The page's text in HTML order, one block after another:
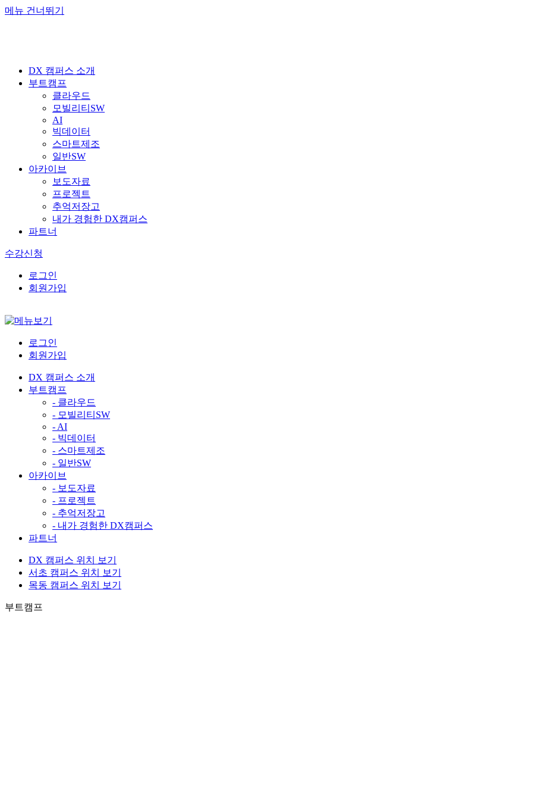
메뉴 건너뛰기
DX 캠퍼스 소개
부트캠프
클라우드
모빌리티SW
AI
빅데이터
스마트제조
일반SW
아카이브
보도자료
프로젝트
추억저장고
내가 경험한 DX캠퍼스
파트너
수강신청
로그인
회원가입
로그인
회원가입
DX 캠퍼스 소개
부트캠프
- 클라우드
- 모빌리티SW
- AI
- 빅데이터
- 스마트제조
- 일반SW
아카이브
- 보도자료
- 프로젝트
- 추억저장고
- 내가 경험한 DX캠퍼스
파트너
DX 캠퍼스 위치 보기
서초 캠퍼스 위치 보기
목동 캠퍼스 위치 보기
부트캠프